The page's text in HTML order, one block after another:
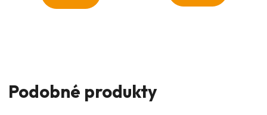
Podobné produkty